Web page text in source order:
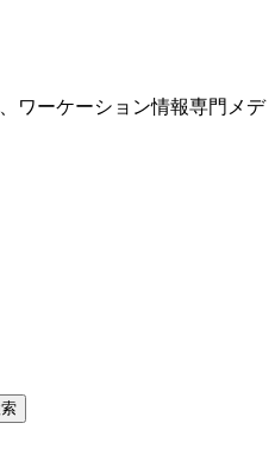
ワーケーション情報専門メデ